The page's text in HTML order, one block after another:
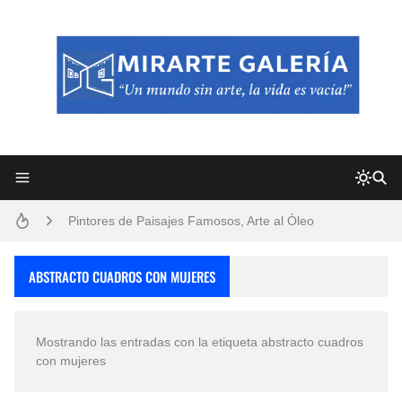
Pintores de Paisajes Famosos, Arte al Óleo
ABSTRACTO CUADROS CON MUJERES
Mostrando las entradas con la etiqueta abstracto cuadros
con mujeres